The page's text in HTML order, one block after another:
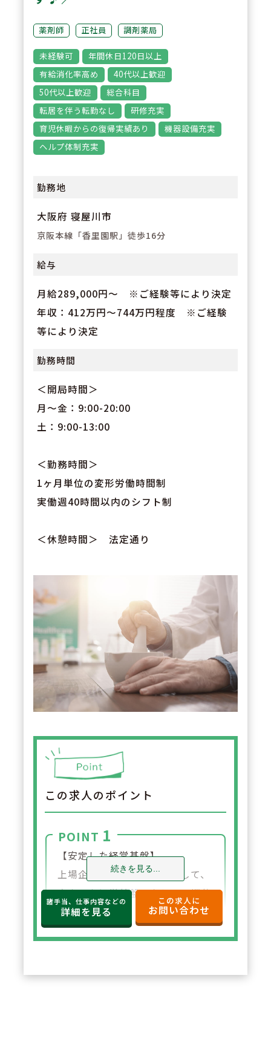
POINT3
【幅広い業務経験】
調剤業務に加え、在宅医療やセル
フメディケーション支援、地域活
動など幅広い業務に携わることが
できます。薬剤師としての専門性
を高めたい方におすすめです。
薬剤師 正社員 調剤薬局
未経験可
年間休日120日以上
有給消化率高め
40代以上歓迎
50代以上歓迎
総合科目
転居を伴う転勤なし
研修充実
育児休暇からの復帰実績あり
機器設備充実
ヘルプ体制充実
勤務地
大阪府 寝屋川市
京阪本線「香里園駅」徒歩16分
給与
月給289,000円～ ※ご経験等により決定
年収：412万円～744万円程度 ※ご経験
等により決定
勤務時間
＜開局時間＞
月～金：9:00-20:00
土：9:00-13:00
＜勤務時間＞
1ヶ月単位の変形労働時間制
実働週40時間以内のシフト制
＜休憩時間＞ 法定通り
この求人のポイント
POINT 1
【安定した経営基盤】
上場企業グループの一員として、
安定した経営基盤のもとで長期的
に安心して働ける環境が整ってい
ます。福利厚生や各種制度も充実
続きを見る...
諸手当、仕事内容などの
詳細を見る
この求人に
お問い合わせ